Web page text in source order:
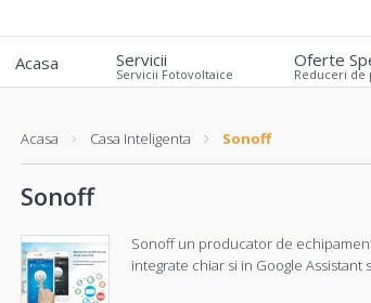
Acasa Servicii
Servicii Fotovoltaice
Oferte
Reduceri de
Acasa Casa Inteligenta Sonoff
Sonoff
Sonoff un producator de
integrate chiar si in Google Assistant